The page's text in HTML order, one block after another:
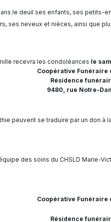
le deuil ses enfants, ses
ses neveux et nièces, ainsi que
recevra les condoléances le
Coopérative Funéraire
Résidence
9480, rue Notre-
peuvent se traduire par un don à
des soins du CHSLD Marie-
Coopérative Funéraire
Résidence